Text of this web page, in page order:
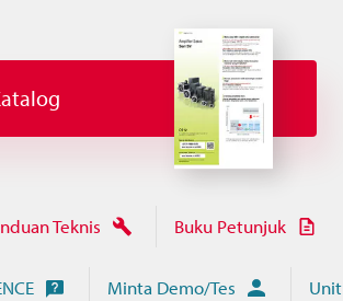
Teknis Buku Petunjuk
Minta Demo/Tes